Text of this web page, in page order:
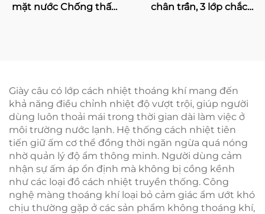
mặt nước Chống thấm
chân trần, 3 lớp chắc
Giày câu có lớp cách nhiệt thoáng khí mang đến
khả năng điều chỉnh nhiệt độ vượt trội, giúp người
dùng luôn thoải mái trong thời gian dài làm việc ở
môi trường nước lạnh. Hệ thống cách nhiệt tiên
tiến giữ ấm cơ thể đồng thời ngăn ngừa quá nóng
nhờ quản lý độ ẩm thông minh. Người dùng cảm
nhận sự ấm áp ổn định mà không bị cồng kềnh
như các loại đồ cách nhiệt truyền thống. Công
nghệ màng thoáng khí loại bỏ cảm giác ẩm ướt khó
chịu thường gặp ở các sản phẩm không thoáng khí,